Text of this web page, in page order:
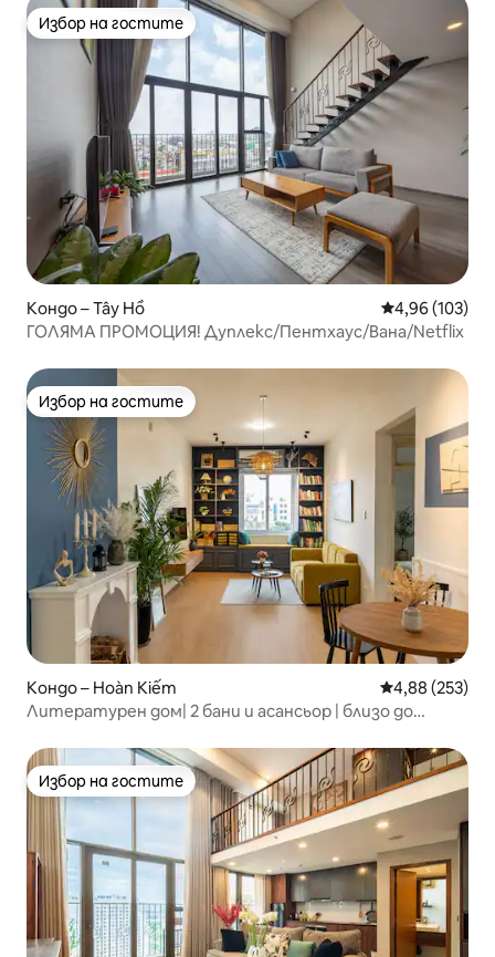
Избор на гостите
Избор на гостите
Кондо – Tây Hồ Средна
4,96 (103)
ГОЛЯМА ПРОМОЦИЯ! Дуплекс/Пентхаус/Вана/Netflix
Избор на гостите
Избор на гостите
Кондо – Hoàn Kiếm Средна
4,88 (253)
Литературен дом| 2 бани и асансьор | близо до
Избор на гостите
Избор на гостите